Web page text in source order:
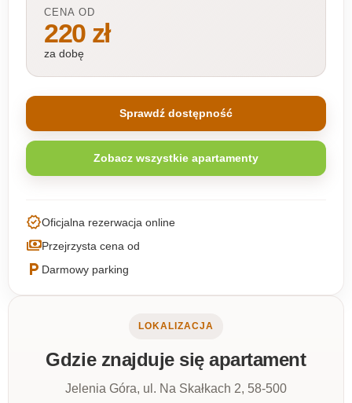
CENA OD
220 zł
za dobę
Sprawdź dostępność
Zobacz wszystkie apartamenty
verifiedOficjalna rezerwacja online
paymentsPrzejrzysta cena od
local_parking Darmowy parking
LOKALIZACJA
Gdzie znajduje się apartament
Jelenia Góra, ul. Na Skałkach 2, 58-500